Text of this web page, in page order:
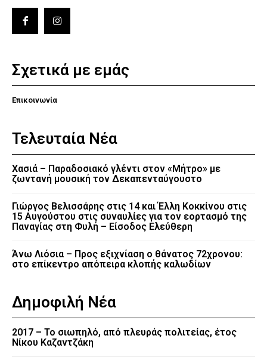
Σχετικά με εμάς
Επικοινωνία
Τελευταία Νέα
Χασιά – Παραδοσιακό γλέντι στον «Μήτρο» με
ζωντανή μουσική τον Δεκαπενταύγουστο
Γιώργος Βελισσάρης στις 14 και Έλλη Κοκκίνου στις
15 Αυγούστου στις συναυλίες για τον εορτασμό της
Παναγίας στη Φυλή – Είσοδος Ελεύθερη
Άνω Λιόσια – Προς εξιχνίαση ο θάνατος 72χρονου:
στο επίκεντρο απόπειρα κλοπής καλωδίων
Δημοφιλή Νέα
2017 – Το σιωπηλό, από πλευράς πολιτείας, έτος
Νίκου Καζαντζάκη